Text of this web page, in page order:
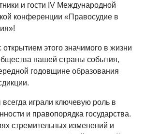
и гости IV Международной
конференции «Правосудие в
этого значимого в жизни
нашей страны события,
годовщине образования
всегда играли ключевую роль в
и правопорядка государства.
стремительных изменений и